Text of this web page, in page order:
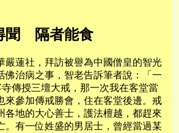
聞 隔者能食
嚴蓮社，拜訪被譽為中國僧皇的智光
佛治病之事，智老告訴筆者說：「一
傳授三壇大戒，那一次我在客堂當
來參加傳戒勝會，住在客堂後邊。戒
各地的大心善士，護法檀越，都趕來
。有一位姓盛的男居士，曾經當過某